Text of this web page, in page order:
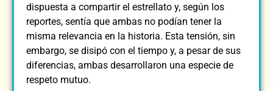
dispuesta a compartir el estrellato y, según los
reportes, sentía que ambas no podían tener la
misma relevancia en la historia. Esta tensión, sin
embargo, se disipó con el tiempo y, a pesar de sus
diferencias, ambas desarrollaron una especie de
respeto mutuo.